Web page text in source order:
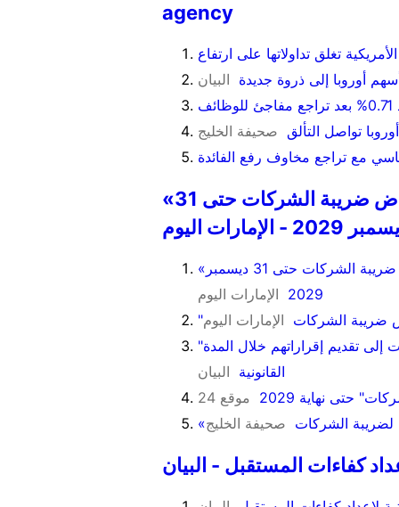
agency
تغلق تداولاتها على ارتفاع
أوروبا إلى ذروة جديدة البيان
تواصل التألق صحيفة الخليج
مع تراجع مخاوف رفع الفائدة
«المالية» تمدد تسهيلات الأعمال الصغيرة لأغراض ضريبة الشركات حتى 31
2029 - الإمارات اليوم
«المالية» تمدد تسهيلات الأعمال الصغيرة لأغراض ضريبة الشركات حتى 31 ديسمبر
2029 الإمارات اليوم
ضريبة الشركات الإمارات اليوم
"الاتحادية للضرائب" تدعو الخاضعين لضريبة الشركات إلى تقديم إقراراتهم خلال المدة
القانونية البيان
حتى نهاية 2029
موقع 24
لضريبة الشركات صحيفة الخليج
كفاءات المستقبل - البيان